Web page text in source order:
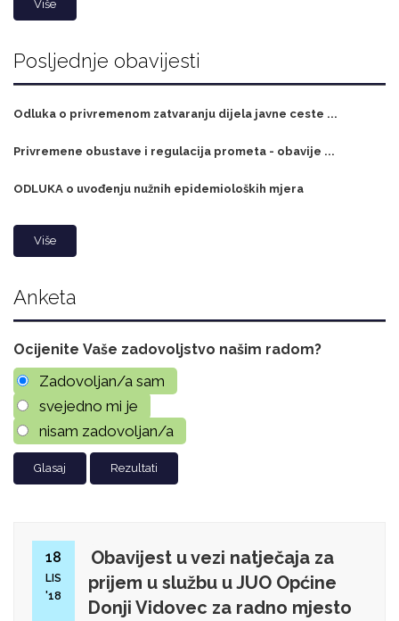
Više
Posljednje obavijesti
Odluka o privremenom zatvaranju dijela javne ceste ...
Privremene obustave i regulacija prometa - obavije ...
ODLUKA o uvođenju nužnih epidemioloških mjera
Više
Anketa
Ocijenite Vaše zadovoljstvo našim radom?
Zadovoljan/a sam
svejedno mi je
nisam zadovoljan/a
Rezultati
18
LIS
'18
Obavijest u vezi natječaja za
prijem u službu u JUO Općine
Donji Vidovec za radno mjesto